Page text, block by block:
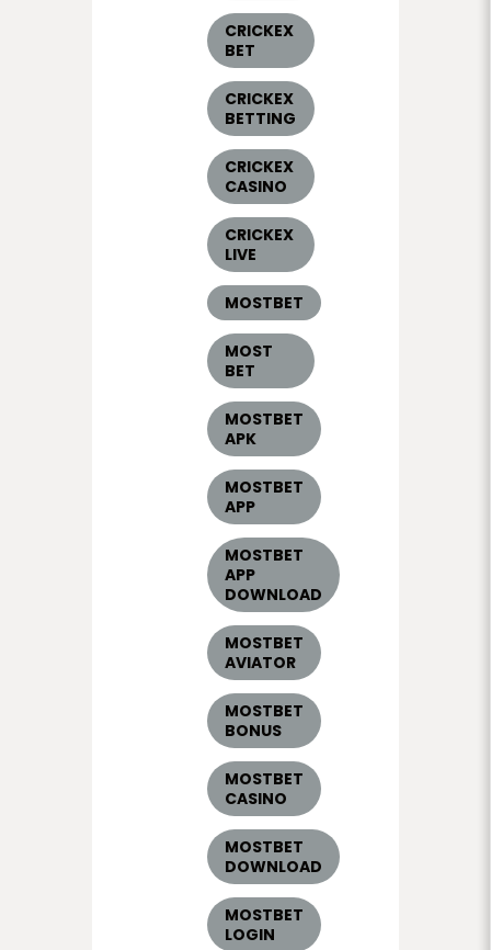
CRICKEX
BET
CRICKEX
BETTING
CRICKEX
CASINO
CRICKEX
LIVE
MOSTBET
MOST
BET
MOSTBET
APK
MOSTBET
APP
MOSTBET
APP
DOWNLOAD
MOSTBET
AVIATOR
MOSTBET
BONUS
MOSTBET
CASINO
MOSTBET
DOWNLOAD
MOSTBET
LOGIN